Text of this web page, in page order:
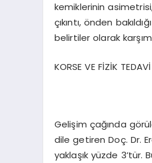
kemiklerinin
çıkıntı, önden
belirtiler olarak
KORSE VE FİZİK
Gelişim çağında
dile getiren Doç. Dr.
yaklaşık yüzde 3’tür.